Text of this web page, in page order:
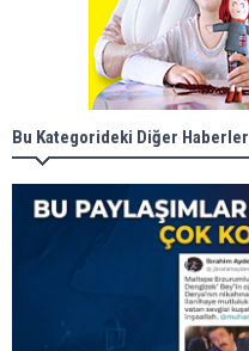
Bu Kategorideki Diğer Haberler